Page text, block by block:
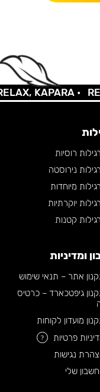
KAPARA •
רוסיות
נירוסטה
מיוחדות
יוקרתיות
קטנות
ומדיניות
אתר – תנאי שימוש
גיפטכארד – כרטיס
מועדון לקוחות
פרטיות
?
נגישות
שלי